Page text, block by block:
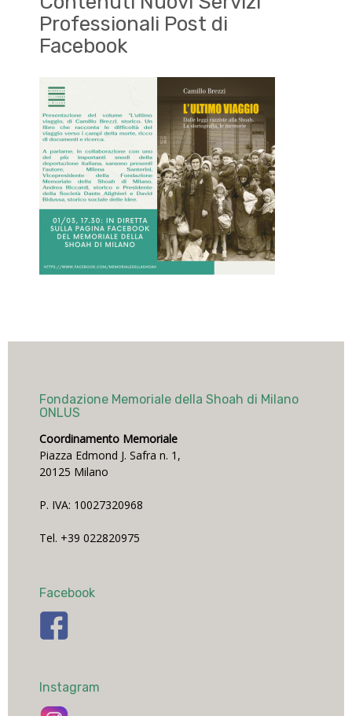
Professionali Post di
Facebook
Fondazione Memoriale della Shoah di Milano
ONLUS
Coordinamento Memoriale
Piazza Edmond J. Safra n. 1,
20125 Milano
P. IVA: 10027320968
Tel. +39 022820975
Facebook
Instagram